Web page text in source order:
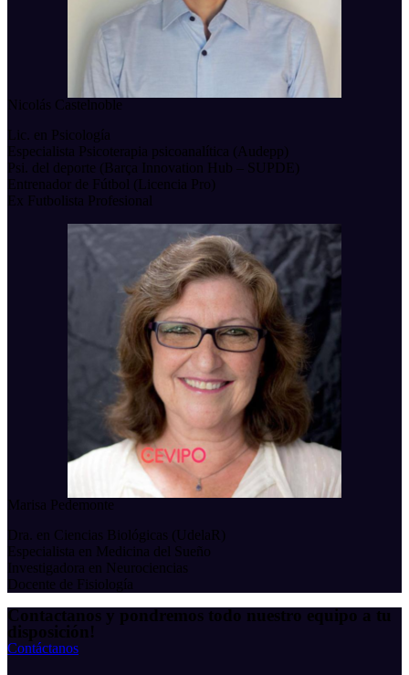
Nicolás Castelnoble
Lic. en Psicología
Especialista Psicoterapia psicoanalítica (Audepp)
Psi. del deporte (Barça Innovation Hub – SUPDE)
Entrenador de Fútbol (Licencia Pro)
Ex Futbolista Profesional
Marisa Pedemonte
Dra. en Ciencias Biológicas (UdelaR)
Especialista en Medicina del Sueño
Investigadora en Neurociencias
Docente de Fisiología
Contactanos y pondremos todo nuestro equipo a tu
disposición!
Contáctanos